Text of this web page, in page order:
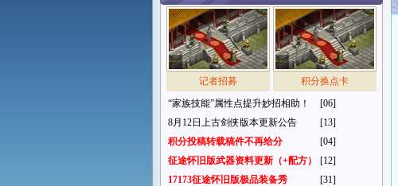
记者招募
积分换点卡
“家族技能”属性点提升妙招相助！
[06]
8月12日上古剑侠版本更新公告
[13]
积分投稿转载稿件不再给分
[04]
征途怀旧版武器资料更新（+配方）
[12]
17173征途怀旧版极品装备秀
[31]